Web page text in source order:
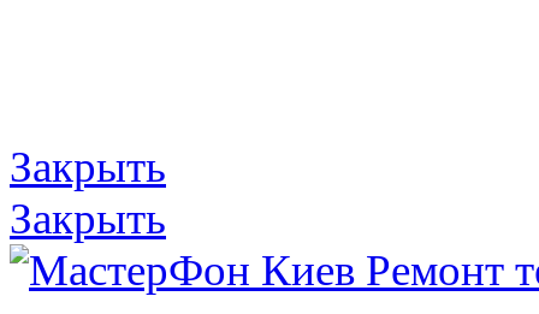
Закрыть
Закрыть